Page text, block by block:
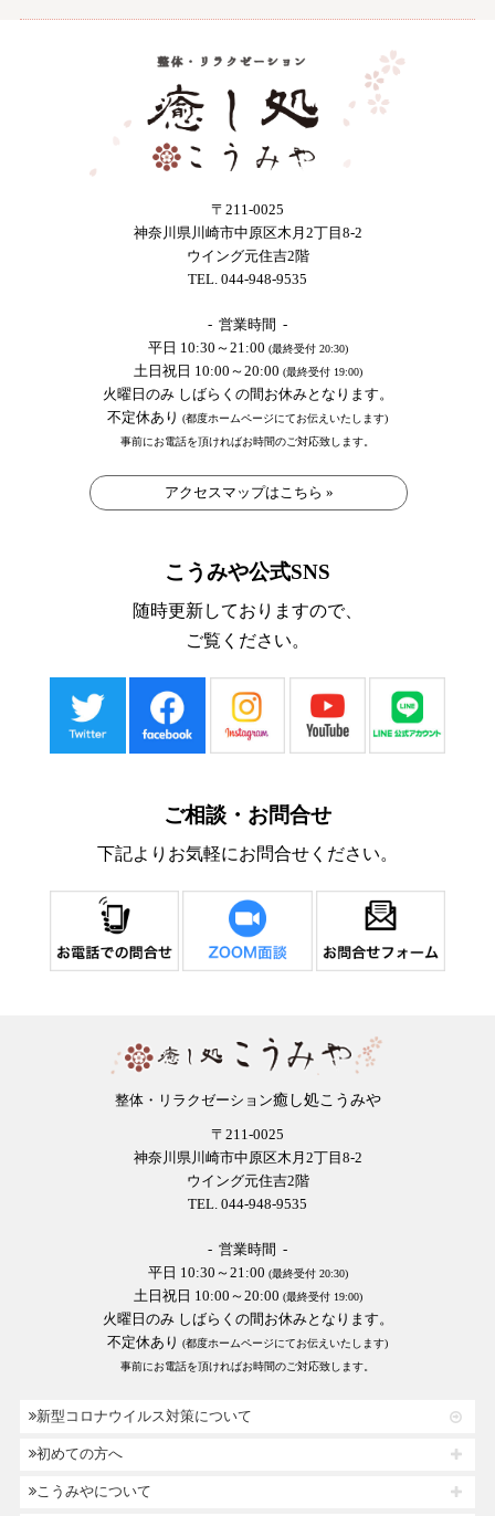
〒211-0025
神奈川県川崎市中原区木月2丁目8-2
ウイング元住吉2階
TEL. 044-948-9535
- 営業時間 -
平日 10:30～21:00 (最終受付 20:30)
土日祝日 10:00～20:00 (最終受付 19:00)
火曜日のみ しばらくの間お休みとなります。
不定休あり (都度ホームページにてお伝えいたします)
事前にお電話を頂ければお時間のご対応致します。
アクセスマップはこちら »
こうみや公式SNS
随時更新しておりますので、
ご覧ください。
ご相談・お問合せ
下記よりお気軽にお問合せください。
整体・リラクゼーション癒し処こうみや
〒211-0025
神奈川県川崎市中原区木月2丁目8-2
ウイング元住吉2階
TEL. 044-948-9535
- 営業時間 -
平日 10:30～21:00 (最終受付 20:30)
土日祝日 10:00～20:00 (最終受付 19:00)
火曜日のみ しばらくの間お休みとなります。
不定休あり (都度ホームページにてお伝えいたします)
事前にお電話を頂ければお時間のご対応致します。
新型コロナウイルス対策について
初めての方へ
こうみやについて